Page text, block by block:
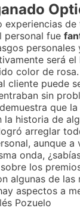
experiencias
personal fue
será
color de
cliente puede
sin
que
historia de
arreglar
aunque
onda,
los
algunas de
aspectos a